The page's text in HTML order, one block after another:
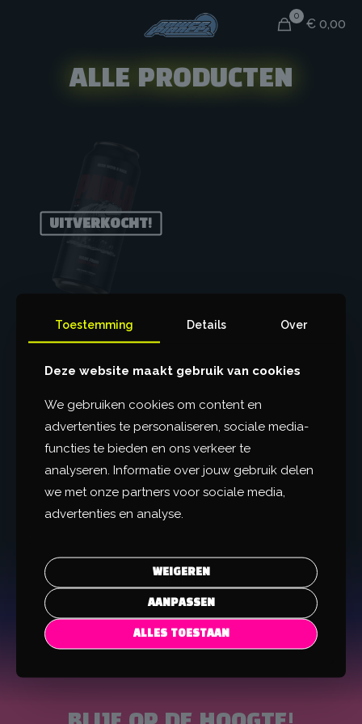
0
€ 0,00
ALLE PRODUCTEN
UITVERKOCHT!
PABLO BEER
€12,95 -
Prijsklasse:
€ 12,95
tot
€ 44,95
selecteren
Dit
product
meerdere
variaties.
kan
worden
de
productpagina
Toestemming Details Over
Deze website maakt gebruik van cookies
We gebruiken cookies om content en
advertenties te personaliseren, sociale media-
functies te bieden en ons verkeer te
analyseren. Informatie over jouw gebruik delen
we met onze partners voor sociale media,
advertenties en analyse.
WEIGEREN
AANPASSEN
ALLES TOESTAAN